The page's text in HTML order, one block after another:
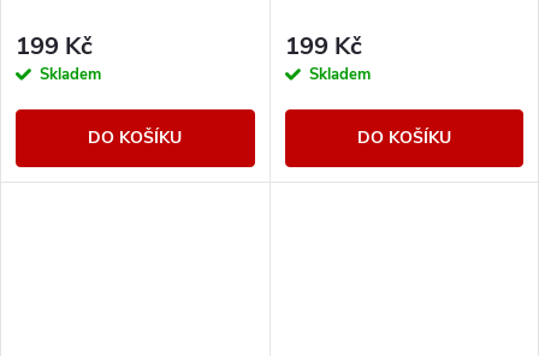
199 Kč
Skladem
DO KOŠÍKU
199 Kč
Skladem
DO KOŠÍKU